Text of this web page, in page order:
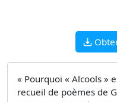
« Pourquoi « Alcools »
recueil de poèmes de